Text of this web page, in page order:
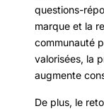
questions-
marque et la
communauté
valorisées, la
augmente
De plus, le